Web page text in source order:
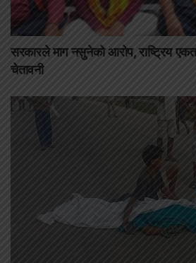
सरकारले माग नसुनेको आरोप, राष्ट्रिय
चेतावनी